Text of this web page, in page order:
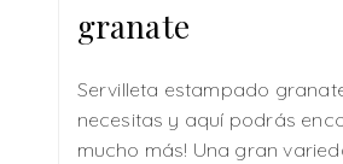
granate
Servilleta estampado
necesitas y aquí podrás
mucho más! Una gran